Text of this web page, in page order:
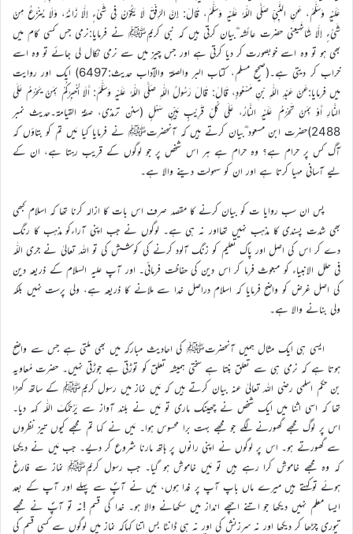
عَلَيْهِ وَسَلَّمَ، عَنِ النَّبِيِّ صَلَّى اللّٰهُ عَلَيْهِ وَسَلَّمَ، قَالَ: إِنَّ الرِّفْقَ لَا يَكُوْنُ فِي شَيْءٍ إِلَّا زَانَهُ، وَلَا يُنْزَعُ مِنْ
شَيْءٍ إِلَّا شَانَهُیعنی حضرت عائشہ ؓبیان کرتی ہیں کہ نبی کریمﷺ نے فرمایا:نرمی جس کسی کام میں
بھی ہو تو وہ اسے خوبصورت کر دیا کرتی ہے اور جس چیز میں سے نرمی نکال لی جائے تو وہ اسے
خراب کر دیتی ہے۔(صحیح مسلم، کتاب البر والصلۃ والآداب حدیث:6497) ایک اور روایت
میں فرمایا:عَنْ عَبْدِ اللّٰهِ بْنِ مَسْعُودٍ، قَالَ: قَالَ رَسُولُ اللّٰهِ صَلَّى اللّٰهُ عَلَيْهِ وَسَلَّمَ: أَلَا أُخْبِرُكُمْ بِمَنْ يَحْرُمُ عَلَى
النَّارِ أَوْ بِمَنْ تَحْرُمُ عَلَيْهِ النَّارُ، عَلَى كُلِّ قَرِيْبٍ هَيِّنٍ سَهْلٍ (سنن ترمذی، صفۃ القیامۃ۔حدیث نمبر
2488)حضرت ابن مسعود ؓبیان کرتے ہیں کہ آنحضرتﷺ نے فرمایا کیا مَیں تم کو بتاؤں کہ
آگ کس پر حرام ہے؟ وہ حرام ہے ہر اس شخص پر جو لوگوں کے قریب رہتا ہے، ان کے
لیے آسانی مہیا کرتا ہے اور ان کو سہولت دینے والا ہے۔
پس ان سب روایا ت کو بیان کرنے کا مقصد صرف اس بات کا ازالہ کرنا تھا کہ اسلام کبھی
بھی شدت پسندی کا مذہب نہیں تھااور نہ ہی ہے۔ لوگوں نے جب اپنی آراءکو مذہب کا رنگ
دے کر اس کی اصل اور پاک تعلیم کو زنگ آلود کرنے کی کوشش کی تو اللہ تعالیٰ نے جری اللّٰہ
فی حلل الانبیاء کو مبعوث فرما کر اس دین کی حفاظت فرمائی۔ اور آپ علیہ السلام کے ذریعہ دین
کی اصل غرض کو واضح فرمایا کہ اسلام دراصل خدا سے ملانے کا ذریعہ ہے، ولی پرست نہیں بلکہ
ولی بنانے والا ہے۔
ایسی ہی ایک مثال ہمیں آنحضرتﷺ کی احادیث مبارکہ میں بھی ملتی ہے جس سے واضح
ہوتا ہے کہ نرمی ہی سے تعلق بنتا ہے سختی ہمیشہ تعلق کو توڑتی ہے جوڑتی نہیں۔ حضرت مُعاویہ
بن حکم اسلمی رضی اللہ تعالیٰ عنہ بیان کرتے ہیں کہ مَیں نماز میں رسول کریمﷺ کے ساتھ کھڑا
تھا کہ اسی اثنا میں ایک شخص نے چھینک ماری تو مَیں نے بلند آواز سے یَرْحَمُکَ اللّٰہ کہہ دیا۔
اس پر لوگ مجھے گھورنے لگے جو مجھے بہت برا محسوس ہوا۔ مَیں نے کہا تم مجھے کیوں تیز نظروں
سے گھورتے ہو۔ اس پر لوگوں نے اپنی رانوں پر ہاتھ مارنا شروع کر دیے۔ جب مَیں نے دیکھا
کہ وہ مجھے خاموش کرا رہے ہیں تو مَیں خاموش ہو گیا۔ جب رسول کریمﷺ نماز سے فارغ
ہوئے توکہتے ہیں میرے ماں باپ آپ پر فدا ہوں، مَیں نے آپؐ سے پہلے اور آپ کے بعد
ایسا معلم نہیں دیکھا جو اتنے اچھے انداز میں سکھانے والا ہو۔ خدا کی قسم !نہ تو آپؐ نے مجھے
تیوری چڑھا کر دیکھا اور نہ سرزنش کی اور نہ ہی ڈانٹا بس اتنا کہاکہ نماز میں لوگوں سے کسی قسم کی